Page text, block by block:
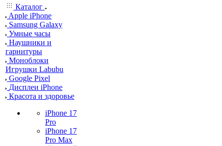
Каталог
Apple iPhone
Samsung Galaxy
Умные часы
Наушники и
гарнитуры
Моноблоки
Игрушки Labubu
Google Pixel
Дисплеи iPhone
Красота и здоровье
iPhone 17
Pro
iPhone 17
Pro Max